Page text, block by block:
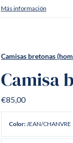
Más información
Camisas bretonas
Camisa
€85,00
Color:JEAN/CHANVRE